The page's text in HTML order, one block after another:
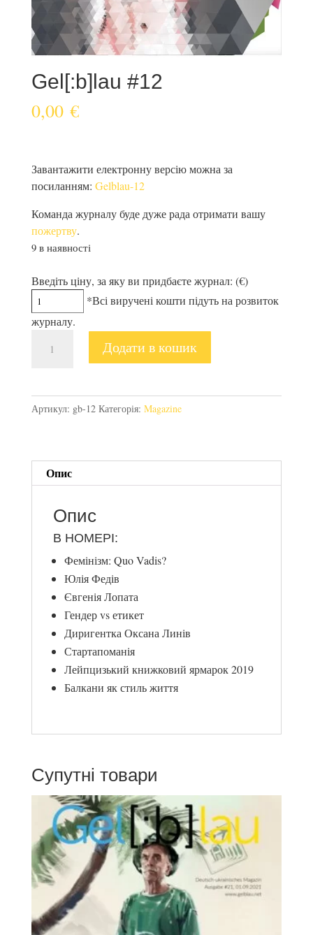
Gel[:b]lau #12
0,00 €
Завантажити електронну версію можна за
посиланням: Gelblau-12
Команда журналу буде дуже рада отримати вашу
пожертву.
9 в наявності
Введіть ціну, за яку ви придбаєте журнал: (€)
*Всі виручені кошти підуть на розвиток
журналу.
Додати в кошик
Артикул: gb-12 Категорія: Magazine
Опис
Опис
В НОМЕРІ:
Фемінізм: Quo Vadis?
Юлія Федів
Євгенія Лопата
Гендер vs етикет
Диригентка Оксана Линів
Стартапоманія
Лейпцизький книжковий ярмарок 2019
Балкани як стиль життя
Супутні товари